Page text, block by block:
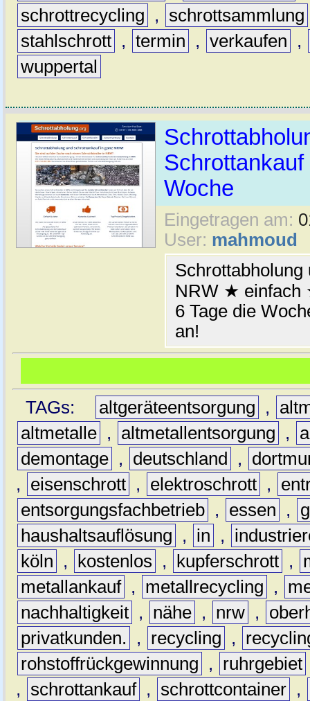
schrottrecycling
, schrottsammlung
stahlschrott , termin , verkaufen
,
wuppertal
Schrottankauf
Woche
Eingetragen am:
User: mahmoud
Schrottabholung
NRW ★
6 Tage die
an!
TAGs: altgeräteentsorgung ,
altmetalle , altmetallentsorgung ,
demontage , deutschland ,
,
eisenschrott , elektroschrott ,
entsorgungsfachbetrieb , essen ,
haushaltsauflösung
, in ,
köln
, kostenlos , kupferschrott ,
metallankauf , metallrecycling ,
nachhaltigkeit , nähe , nrw ,
privatkunden.
, recycling ,
rohstoffrückgewinnung
, ruhrgebiet
,
schrottankauf , schrottcontainer ,